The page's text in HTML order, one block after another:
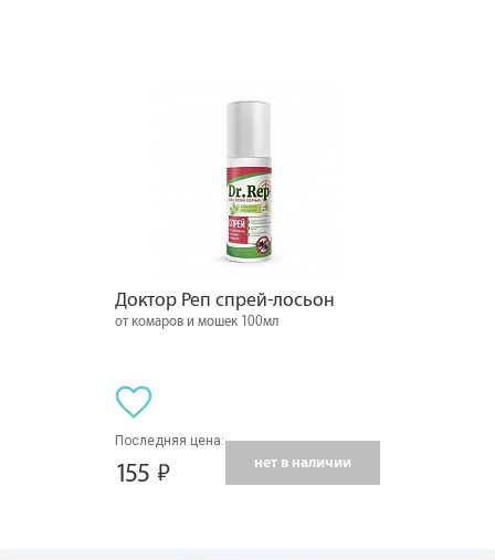
Доктор Реп спрей-лосьон
от комаров и мошек 100мл
Последняя цена:
155 нет в наличии